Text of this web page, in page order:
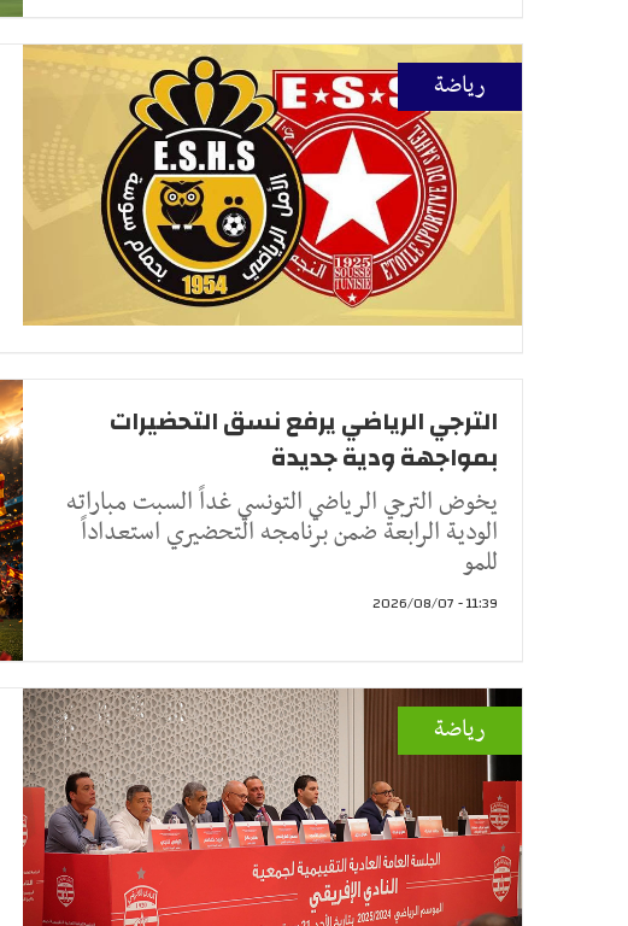
رياضة
الترجي الرياضي يرفع نسق التحضيرات
بمواجهة ودية جديدة
يخوض الترجي الرياضي التونسي غداً السبت مباراته
الودية الرابعة ضمن برنامجه التحضيري استعداداً
للمو
11:39 - 2026/08/07
رياضة